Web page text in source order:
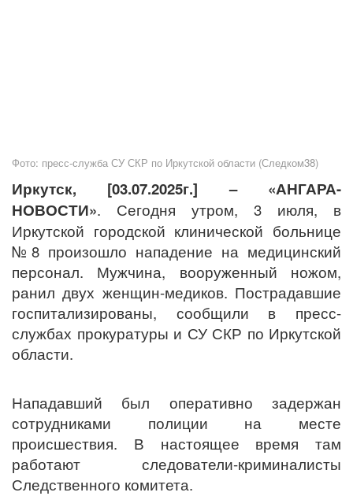
Фото: пресс-служба СУ СКР по Иркутской области (Следком38)
Иркутск, [03.07.2025г.]
– «АНГАРА-
НОВОСТИ». Сегодня утром, 3 июля, в
Иркутской городской клинической больнице
№8 произошло нападение на медицинский
персонал. Мужчина, вооруженный ножом,
ранил двух женщин-медиков. Пострадавшие
госпитализированы, сообщили в пресс-
службах прокуратуры и СУ СКР по Иркутской
области.
Нападавший был оперативно задержан
сотрудниками полиции на месте
происшествия. В настоящее время там
работают следователи-криминалисты
Следственного комитета.